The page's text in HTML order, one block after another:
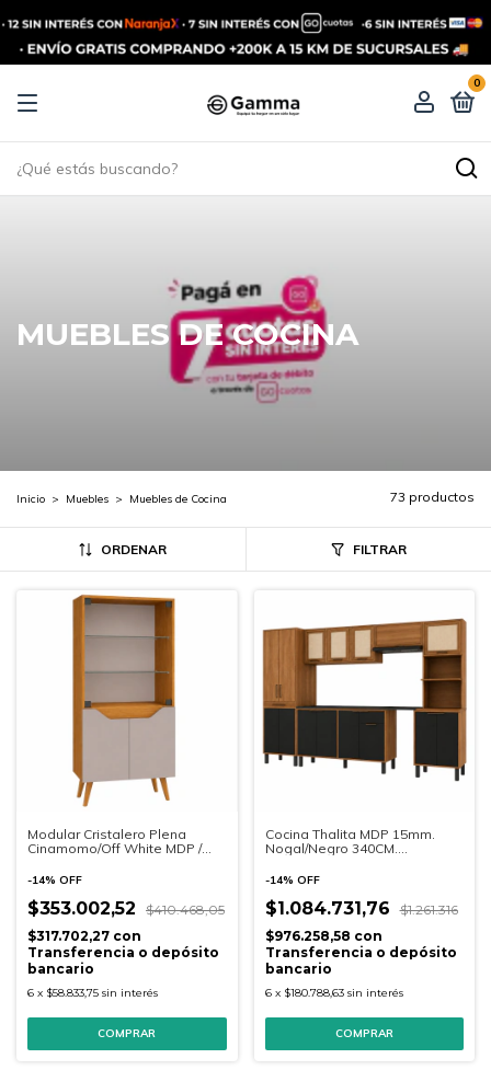
0
MUEBLES DE COCINA
Inicio > Muebles > Muebles de Cocina 73 productos
ORDENAR FILTRAR
Modular Cristalero Plena
Cinamomo/Off White MDP /
-14% OFF
$353.002,52
$410.468,05
$317.702,27 con
Transferencia o depósito
bancario
6 x $58.833,75 sin interés
Cocina Thalita MDP 15mm.
Nogal/Negro 340CM.
-14% OFF
$1.084.731,76
$1.261.316
$976.258,58 con
Transferencia o depósito
bancario
6 x $180.788,63 sin interés